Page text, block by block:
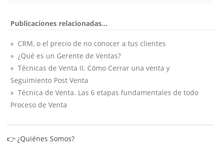
Publicaciones relacionadas...
» CRM, o el precio de no conocer a tus clientes
» ¿Qué es un Gerente de Ventas?
» Técnicas de Venta II. Cómo Cerrar una venta y
Seguimiento Post Venta
» Técnica de Venta. Las 6 etapas fundamentales de todo
Proceso de Venta
👉 ¿Quiénes Somos?